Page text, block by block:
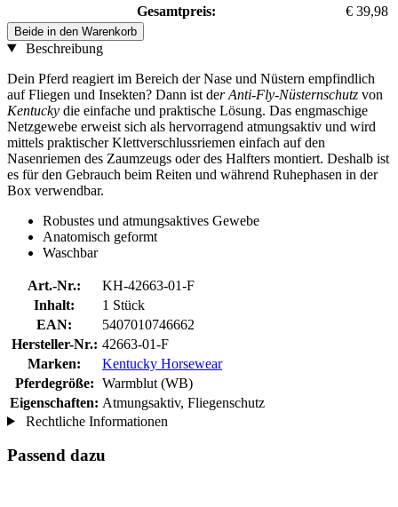
Gesamtpreis:
€ 39,98
Beide in den Warenkorb
Beschreibung
Dein Pferd reagiert im Bereich der Nase und Nüstern empfindlich
auf Fliegen und Insekten? Dann ist der Anti-Fly-Nüsternschutz von
Kentucky die einfache und praktische Lösung. Das engmaschige
Netzgewebe erweist sich als hervorragend atmungsaktiv und wird
mittels praktischer Klettverschlussriemen einfach auf den
Nasenriemen des Zaumzeugs oder des Halfters montiert. Deshalb ist
es für den Gebrauch beim Reiten und während Ruhephasen in der
Box verwendbar.
Robustes und atmungsaktives Gewebe
Anatomisch geformt
Waschbar
Art.-Nr.:
KH-42663-01-F
Inhalt:
1 Stück
EAN:
5407010746662
Hersteller-Nr.: 42663-01-F
Marken:
Kentucky Horsewear
Pferdegröße: Warmblut (WB)
Eigenschaften: Atmungsaktiv, Fliegenschutz
Rechtliche Informationen
Passend dazu